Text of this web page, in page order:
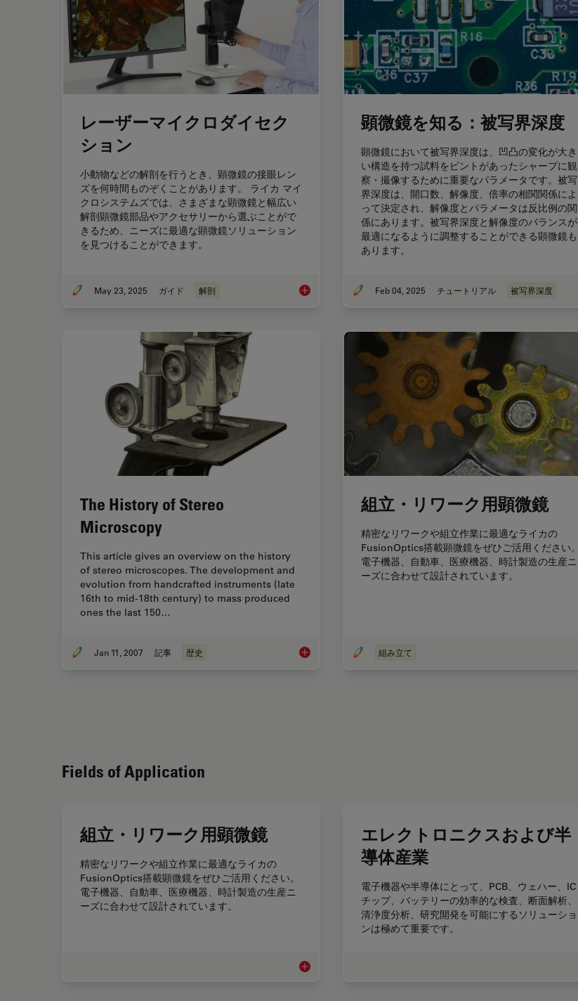
レーザーマイクロダイセク
ション
小動物などの解剖を行うとき、顕微鏡の接眼レン
ズを何時間ものぞくことがあります。 ライカ マイ
クロシステムズでは、さまざまな顕微鏡と幅広い
解剖顕微鏡部品やアクセサリーから選ぶことがで
きるため、ニーズに最適な顕微鏡ソリューション
を見つけることができます。
May 23, 2025 ガイド 解剖 レーザーマイクロダイセクション
顕微鏡を知る：被写界深度
顕微鏡において被写界深度は、凹凸の変化が⼤き
い構造を持つ試料をピントがあったシャープに観
察・撮像するために重要なパラメータです。被写
界深度は、開⼝数、解像度、倍率の相関関係によ
って決定され、解像度とパラメータは反⽐例の関
係にあります。被写界深度と解像度のバランスが
最適になるように調整することができる顕微鏡も
あります。
Feb 04, 2025 チュートリアル 被写界深度
The History of Stereo
Microscopy
This article gives an overview on the history
of stereo microscopes. The development and
evolution from handcrafted instruments (late
16th to mid-18th century) to mass produced
ones the last 150…
Jan 11, 2007 記事 歴史 The History of Stereo Microscopy
組立・リワーク用顕微鏡
精密なリワークや組立作業に最適なライカの
FusionOptics搭載顕微鏡をぜひご活用ください。
電子機器、自動車、医療機器、時計製造の生産ニ
ーズに合わせて設計されています。
組み立て
Fields of Application
組立・リワーク用顕微鏡
精密なリワークや組立作業に最適なライカの
FusionOptics搭載顕微鏡をぜひご活用ください。
電子機器、自動車、医療機器、時計製造の生産ニ
ーズに合わせて設計されています。
組立・リワーク用顕微鏡
エレクトロニクスおよび半
導体産業
電子機器や半導体にとって、PCB、ウェハー、IC
チップ、バッテリーの効率的な検査、断面解析、
清浄度分析、研究開発を可能にするソリューショ
ンは極めて重要です。